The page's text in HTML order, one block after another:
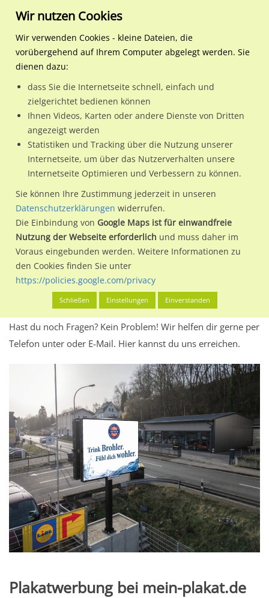
Regionale Plakatwerbung Rheinland-Pfalz
Remagen, Stadt
Sinziger Str. 31 (B 9) / Ri.
53424 / Remagen, Stadt
Nutze günstige Werbemöglichkeiten am Standort Sinziger
Str. 31 (B 9) / Ri. Bonn RS (VB) in Remagen, Stadt.
Wir erheben für jede unserer Werbeflächen individuelle und
aktuelleStandortinformationenundLeistungswerte
kannst du dich schon vor der Buchung im Detail über den
Standort, seine Reichweite und Werbewirkung sowie
eventuelle Beschränkungen in den zugelassenen
Werbeinhalten informieren.
Alles klar? Dann findest du direkt im unteren Teil dieser Seite
Buchungdes Standorts.
Hast du noch Fragen? Kein Problem! Wir helfen dir gerne per
Telefon unter oder E-Mail. Hier kannst du uns erreichen.
Plakatwerbung bei mein-plakat.de
Wir nutzen Cookies
Wir verwenden Cookies - kleine Dateien, die
vorübergehend auf Ihrem Computer abgelegt werden. Sie
dienen dazu:
dass Sie die Internetseite schnell, einfach und
zielgerichtet bedienen können
Ihnen Videos, Karten oder andere Dienste von Dritten
angezeigt werden
Statistiken und Tracking über die Nutzung unserer
Internetseite, um über das Nutzerverhalten unsere
Internetseite Optimieren und Verbessern zu können.
Sie können Ihre Zustimmung jederzeit in unseren
Datenschutzerklärungen widerrufen.
Die Einbindung von Google Maps ist für einwandfreie
Nutzung der Webseite erforderlich und muss daher im
Voraus eingebunden werden. Weitere Informationen zu
den Cookies finden Sie unter
https://policies.google.com/privacy
Schließen Einstellungen Einverstanden